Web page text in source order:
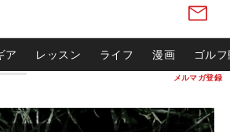
メルマガ登録
ア レッスン ライフ 漫画 ゴル